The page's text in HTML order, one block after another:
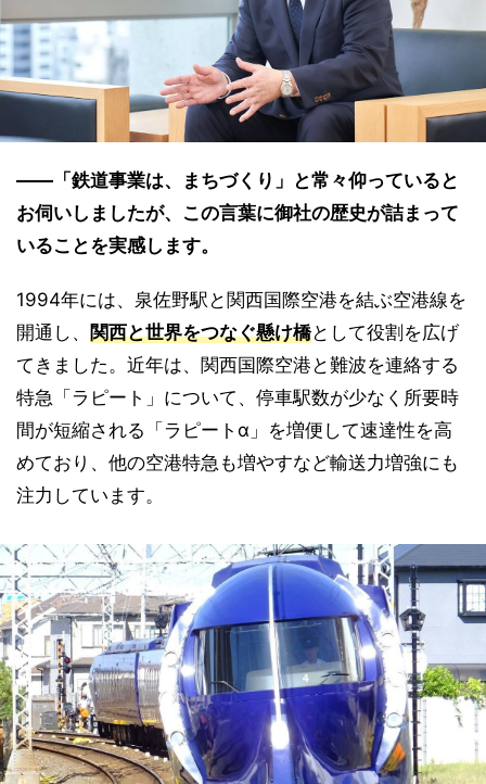
――「鉄道事業は、まちづくり」と常々仰っていると
お伺いしましたが、この言葉に御社の歴史が詰まって
いることを実感します。
1994年には、泉佐野駅と関西国際空港を結ぶ空港線を
開通し、 関西と世界をつなぐ懸け橋として役割を広げ
てきました。近年は、関西国際空港と難波を連絡する
特急「ラピート」について、停車駅数が少なく所要時
間が短縮される「ラピートα」を増便して速達性を高
めており、他の空港特急も増やすなど輸送力増強にも
注力しています。